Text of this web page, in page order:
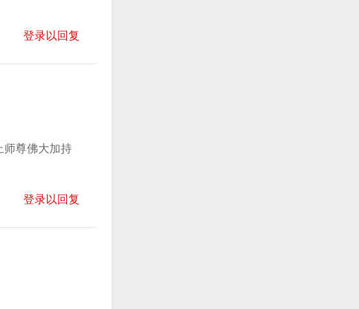
登录以回复
师尊佛大加持
登录以回复